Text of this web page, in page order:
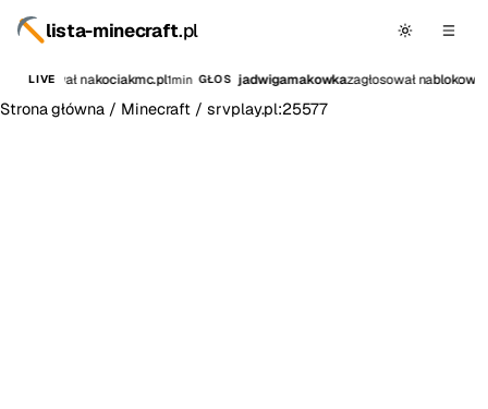
lista-minecraft.pl
LIVE
zagłosował nakociakmc.pl1min GŁOS jadwigamakowkazagłosował na
Strona główna / Minecraft / srvplay.pl:25577